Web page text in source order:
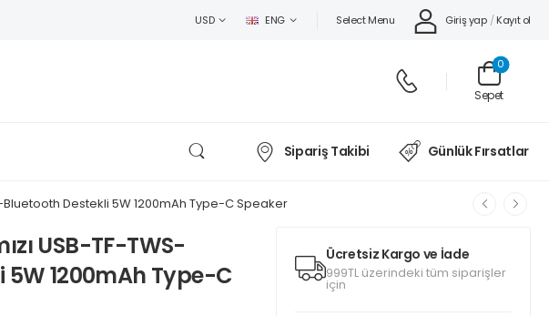
USD ENG Select Menu Giriş yap / Kayıt ol
Sepet
0
Sipariş Takibi Günlük Fırsatlar
Bluetooth Destekli 5W 1200mAh Type-C Speaker
Ücretsiz Kargo ve İade
999TL üzerindeki tüm siparişler
için
USB-TF-TWS-
1200mAh Type-C